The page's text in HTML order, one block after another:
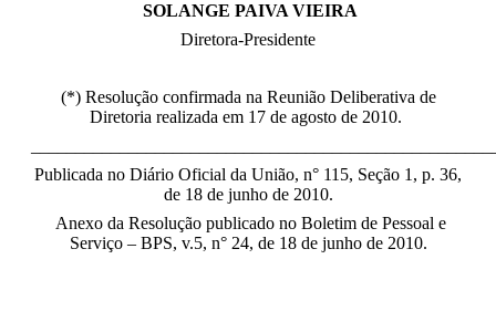
SOLANGE PAIVA VIEIRA
Diretora-Presidente
(*) Resolução confirmada na Reunião Deliberativa de
Diretoria realizada em 17 de agosto de 2010.
Publicada no Diário Oficial da União, n° 115, Seção 1, p. 36,
de 18 de junho de 2010.
Anexo da Resolução publicado no Boletim de Pessoal e
Serviço – BPS, v.5, n° 24, de 18 de junho de 2010.